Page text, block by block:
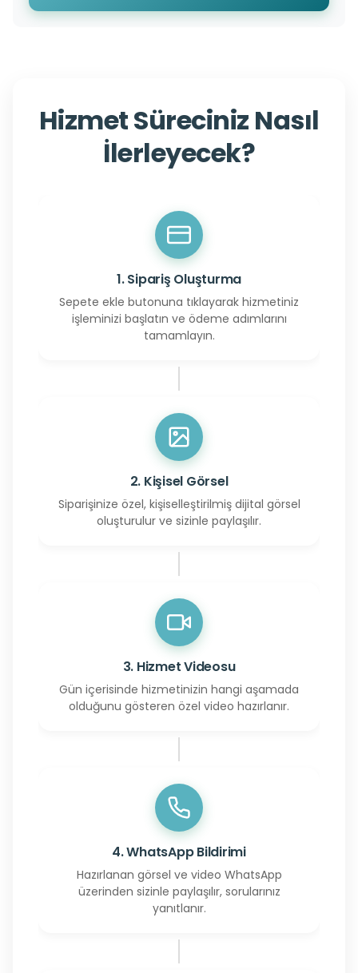
Hizmet Süreciniz Nasıl
İlerleyecek?
1. Sipariş Oluşturma
Sepete ekle butonuna tıklayarak hizmetiniz
işleminizi başlatın ve ödeme adımlarını
tamamlayın.
2. Kişisel Görsel
Siparişinize özel, kişiselleştirilmiş dijital görsel
oluşturulur ve sizinle paylaşılır.
3. Hizmet Videosu
Gün içerisinde hizmetinizin hangi aşamada
olduğunu gösteren özel video hazırlanır.
4. WhatsApp Bildirimi
Hazırlanan görsel ve video WhatsApp
üzerinden sizinle paylaşılır, sorularınız
yanıtlanır.